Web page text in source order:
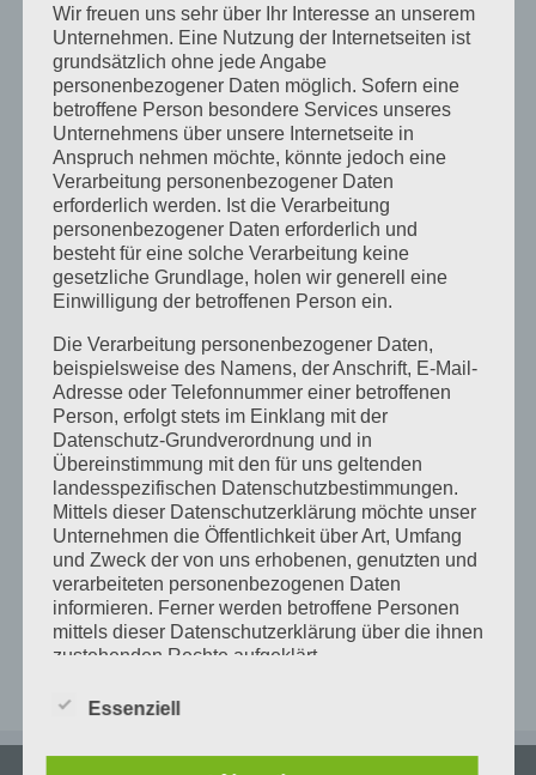
Reservierung ist jedoch nicht möglich.Unsere
Mitglieder können im Slack-Channel #öffnungszeiten
sehen, wie voll die Werkstatt aktuell ist.
Wenn ihr Interesse an der Nutzung einer konkreten
Maschine habt, aber noch nicht eingewiesen seid,
dann fragt am besten telefonisch (während der
Öffnungszeiten) oder per Slack nach, ob ein Labsitter
Zeit für euch hat.
FabLab Karlsruhe
Alter Schlachthof 25A - Karlsruhe
Details
+
−
Leaflet|Map data ©OpenStreetMap
Wir freuen uns sehr über Ihr Interesse an unserem
Unternehmen. Eine Nutzung der Internetseiten ist
grundsätzlich ohne jede Angabe
personenbezogener Daten möglich. Sofern eine
betroffene Person besondere Services unseres
Unternehmens über unsere Internetseite in
Anspruch nehmen möchte, könnte jedoch eine
Verarbeitung personenbezogener Daten
erforderlich werden. Ist die Verarbeitung
personenbezogener Daten erforderlich und
besteht für eine solche Verarbeitung keine
gesetzliche Grundlage, holen wir generell eine
Einwilligung der betroffenen Person ein.
Die Verarbeitung personenbezogener Daten,
beispielsweise des Namens, der Anschrift, E-Mail-
Adresse oder Telefonnummer einer betroffenen
Person, erfolgt stets im Einklang mit der
Datenschutz-Grundverordnung und in
Übereinstimmung mit den für uns geltenden
landesspezifischen Datenschutzbestimmungen.
Mittels dieser Datenschutzerklärung möchte unser
Unternehmen die Öffentlichkeit über Art, Umfang
und Zweck der von uns erhobenen, genutzten und
verarbeiteten personenbezogenen Daten
informieren. Ferner werden betroffene Personen
mittels dieser Datenschutzerklärung über die ihnen
zustehenden Rechte aufgeklärt.
Wir haben als für die Verarbeitung Verantwortlicher
lückenlosen Schutz der über diese Internetseite
Essenziell